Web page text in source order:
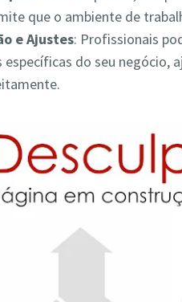
que o ambiente de
e Ajustes: Profissionais
específicas do seu